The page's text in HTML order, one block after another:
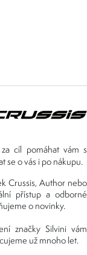
cíl pomáhat vám s
se o vás i po nákupu.
Crussis, Author nebo
přístup a odborné
o novinky.
značky Silvini vám
už mnoho let.